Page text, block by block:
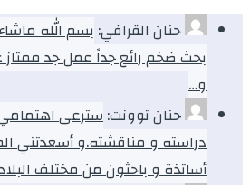
حنان القرافي: بسم الله
بحث ضخم رائع جداً عمل جد ممتاز
و…
حنان توونت:سترعى
دراسته و مناقشته.و أسعدتني
أساتذة و باحثون من مختلف